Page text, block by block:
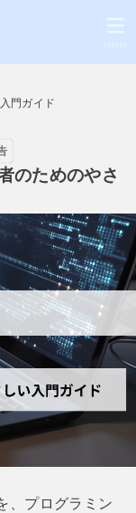
門ガイド
のためのやさ
、プログラミン